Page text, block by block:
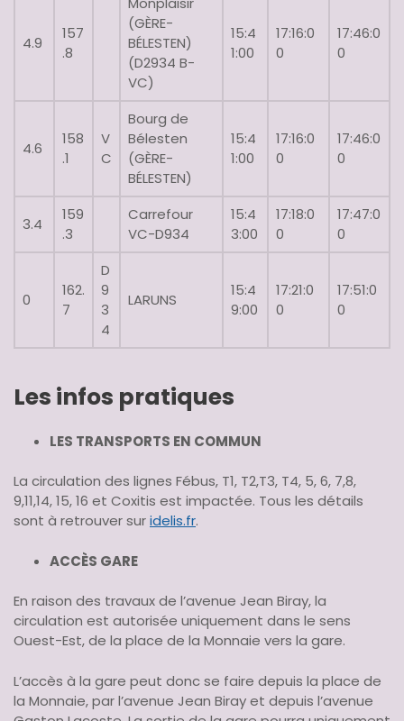
4.9
157
.8
(GÈRE-
BÉLESTEN)
(D2934 B-
VC)
15:4
1:00
17:16:0
0
17:46:0
0
4.6
158
.1
V
C
Bourg de
Bélesten
(GÈRE-
BÉLESTEN)
15:4
1:00
17:16:0
0
17:46:0
0
3.4
159
.3
Carrefour
VC-D934
15:4
3:00
17:18:0
0
17:47:0
0
0
162.
7
D
9
3
4
LARUNS
15:4
9:00
17:21:0
0
17:51:0
0
Les infos pratiques
LES TRANSPORTS EN COMMUN
La circulation des lignes Fébus, T1, T2,T3, T4, 5, 6, 7,8,
9,11,14, 15, 16 et Coxitis est impactée. Tous les détails
sont à retrouver suridelis.fr.
ACCÈS GARE
En raison des travaux de l’avenue Jean Biray, la
circulation est autorisée uniquement dans le sens
Ouest-Est, de la place de la Monnaie vers la gare.
L’accès à la gare peut donc se faire depuis la place de
la Monnaie, par l’avenue Jean Biray et depuis l’avenue